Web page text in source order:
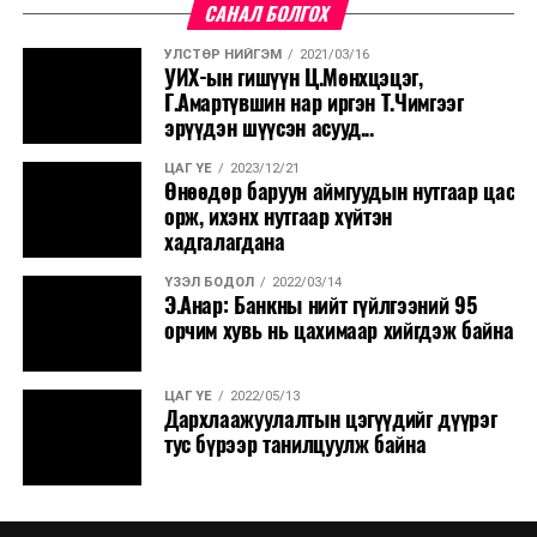
Итали улс “Милано-Кортина 2026” өвлийн олимпын
үеэр дэлхий даяар “гал” зогсоохыг уриаллаа
Мэдээлэх үүрэгтэй этгээдийн анхааралд
САНАЛ БОЛГОХ
УЛСТӨР НИЙГЭМ 2021/03/16
УИХ-ын гишүүн Ц.Мөнхцэцэг,
Г.Амартүвшин нар иргэн Т.Чимгээг
эрүүдэн шүүсэн асууд...
ЦАГ ҮЕ 2023/12/21
Өнөөдөр баруун аймгуудын нутгаар цас
орж, ихэнх нутгаар хүйтэн
хадгалагдана
ҮЗЭЛ БОДОЛ 2022/03/14
Э.Анар: Банкны нийт гүйлгээний 95
орчим хувь нь цахимаар хийгдэж байна
ЦАГ ҮЕ 2022/05/13
Дархлаажуулалтын цэгүүдийг дүүрэг
тус бүрээр танилцуулж байна